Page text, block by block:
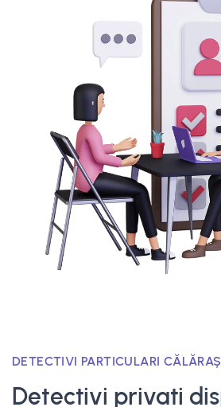
DETECTIVI PARTICULARI
Detectivi privati